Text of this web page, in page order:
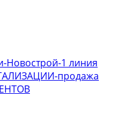
Новострой-1 линия
продажа